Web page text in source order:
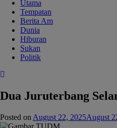
Utama
Tempatan
Berita Am
Dunia
Hiburan
Sukan
Politik
Dua Juruterbang
Posted on August 22, 2025August